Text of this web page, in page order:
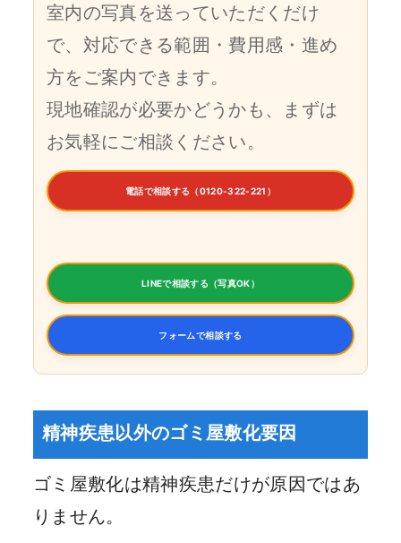
室内の写真を送っていただくだけ
で、対応できる範囲・費用感・進め
方をご案内できます。
現地確認が必要かどうかも、まずは
お気軽にご相談ください。
電話で相談する（0120-322-221）
LINEで相談する（写真OK）
フォームで相談する
精神疾患以外のゴミ屋敷化要因
ゴミ屋敷化は精神疾患だけが原因ではあ
りません。